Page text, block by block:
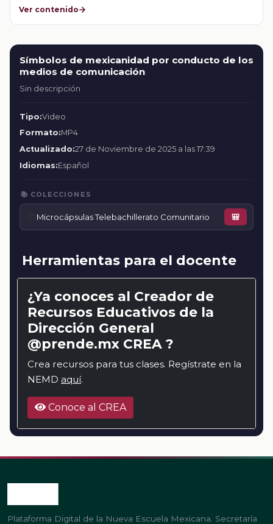
Ver contenido
Símbolos de mexicanidad por conducto de los
medios de comunicación
Sin descripción
Tipo:Video
Formato:MP4
Actualizado:27 de Noviembre de 2025 a las 17:39
Idiomas:Español
📚 COLECCIONES
Microcápsulas Telebachillerato Comunitario 🎒
Herramientas para el docente
¿Ya conoces al Creador de
Recursos Educativos de la
Dirección General
@prende.mx CREA ?
Crea recursos para tus clases. Regístrate en la
NEMD aquí.
Conoce al CREA
Plataforma Digital de la Nueva Escuela Mexicana. Secretaría